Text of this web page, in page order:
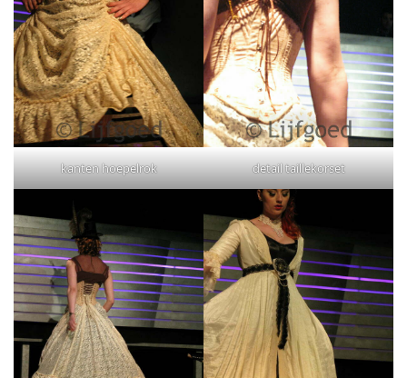
kanten hoepelrok detail taillekorset